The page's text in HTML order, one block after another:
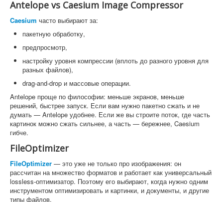
Antelope vs Caesium Image Compressor
Caesium часто выбирают за:
пакетную обработку,
предпросмотр,
настройку уровня компрессии (вплоть до разного уровня для
разных файлов),
drag-and-drop и массовые операции.
Antelope проще по философии: меньше экранов, меньше
решений, быстрее запуск. Если вам нужно пакетно сжать и не
думать — Antelope удобнее. Если же вы строите поток, где часть
картинок можно сжать сильнее, а часть — бережнее, Caesium
гибче.
FileOptimizer
FileOptimizer — это уже не только про изображения: он
рассчитан на множество форматов и работает как универсальный
lossless-оптимизатор. Поэтому его выбирают, когда нужно одним
инструментом оптимизировать и картинки, и документы, и другие
типы файлов.